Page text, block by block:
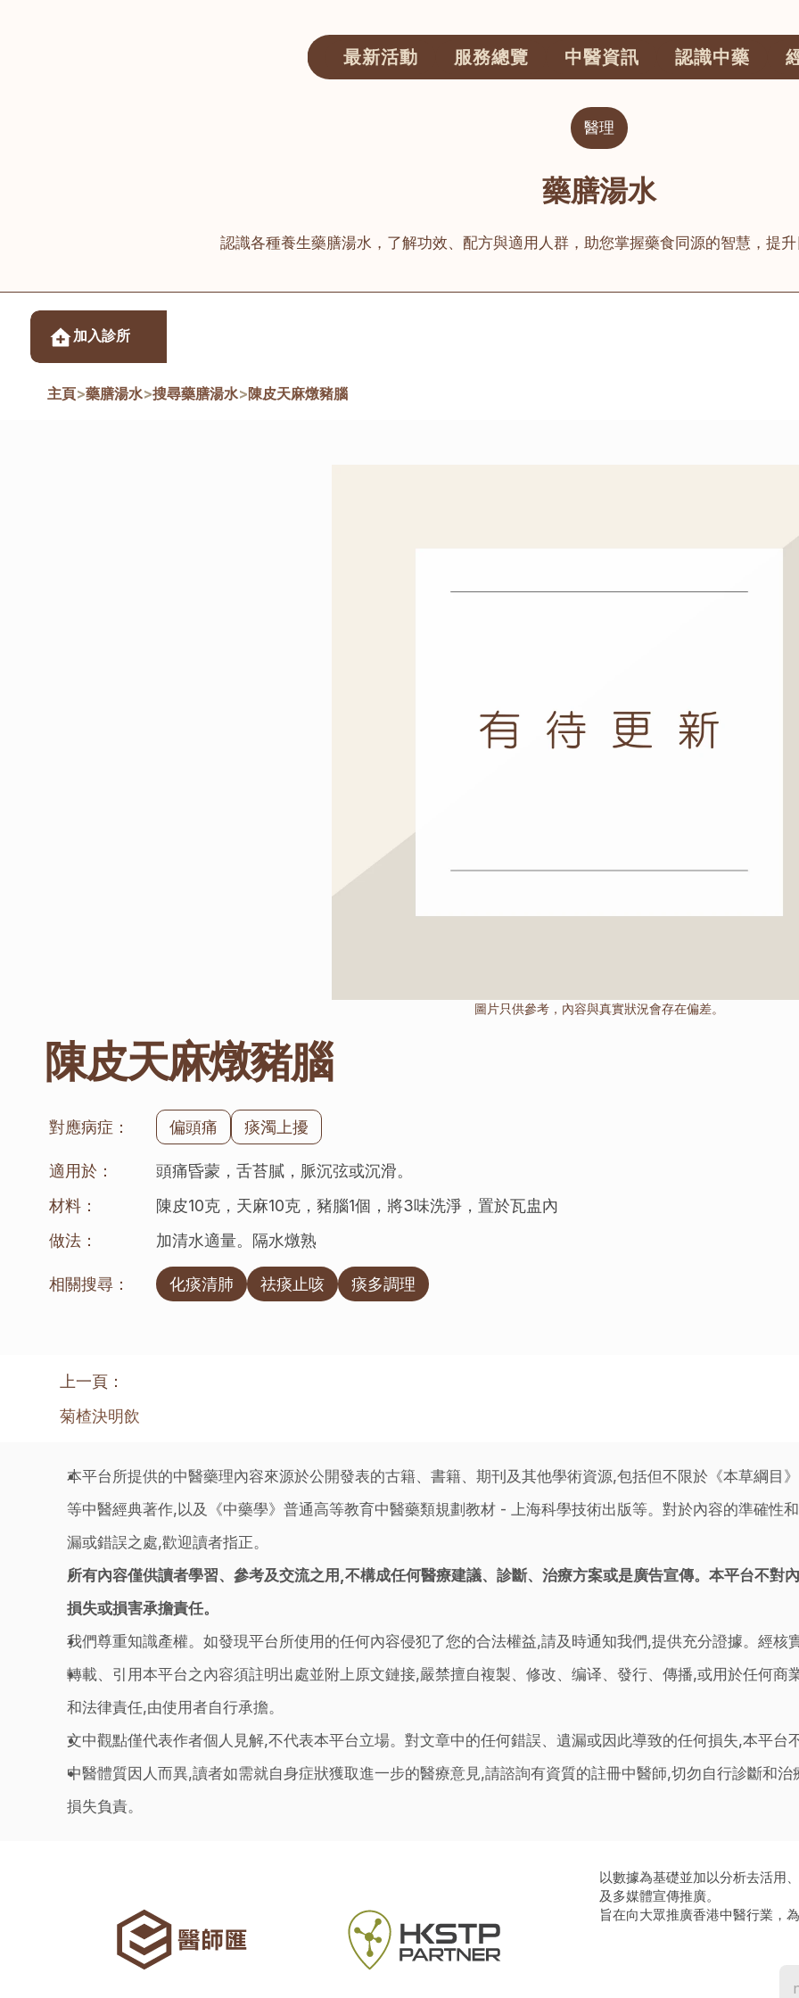
最新活動 服務總覽 中醫資訊 認識中藥
醫理
藥膳湯水
認識各種養生藥膳湯水，了解功效、配方與適用人群，助您掌握藥食同源的智慧，提升
加入診所
主頁>藥膳湯水>搜尋藥膳湯水>陳皮天麻燉豬腦
陳皮天麻燉豬腦
對應病症： 偏頭痛 痰濁上擾
適用於：
頭痛昏蒙，舌苔膩，脈沉弦或沉滑。
材料：
陳皮10克，天麻10克，豬腦1個，將3味洗淨，置於瓦盅內
做法：
加清水適量。隔水燉熟
相關搜尋： 化痰清肺 祛痰止咳 痰多調理
圖片只供參考，內容與真實狀況會存在偏差。
上一頁：
菊楂決明飲
本平台所提供的中醫藥理內容來源於公開發表的古籍、書籍、期刊及其他學術資源,包括但不限於《本草綱目
等中醫經典著作,以及《中藥學》普通高等教育中醫藥類規劃教材 - 上海科學技術出版等。對於內容的準確性
漏或錯誤之處,歡迎讀者指正。
所有內容僅供讀者學習、參考及交流之用,不構成任何醫療建議、診斷、治療方案或是廣告宣傳。本平台不對
損失或損害承擔責任。
我們尊重知識產權。如發現平台所使用的任何內容侵犯了您的合法權益,請及時通知我們,提供充分證據。經核
轉載、引用本平台之內容須註明出處並附上原文鏈接,嚴禁擅自複製、修改、编译、發行、傳播,或用於任何商
和法律責任,由使用者自行承擔。
文中觀點僅代表作者個人見解,不代表本平台立場。對文章中的任何錯誤、遺漏或因此導致的任何損失,本平台
中醫體質因人而異,讀者如需就自身症狀獲取進一步的醫療意見,請諮詢有資質的註冊中醫師,切勿自行診斷和
損失負責。
以數據為基礎並加以分析去活用
及多媒體宣傳推廣。
旨在向大眾推廣香港中醫行業，